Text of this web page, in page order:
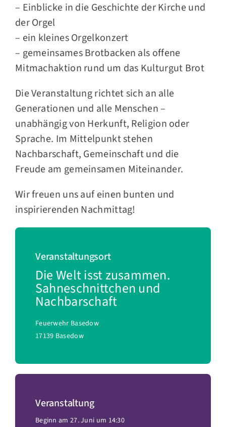
– Einblicke in die Geschichte der Kirche und
der Orgel
– ein kleines Orgelkonzert
– gemeinsames Brotbacken als offene
Mitmachaktion rund um das Kulturgut Brot
Die Veranstaltung richtet sich an alle
Generationen und alle Menschen –
unabhängig von Herkunft, Religion oder
Sprache. Im Mittelpunkt stehen
Nachbarschaft, Gemeinschaft und die
Freude am gemeinsamen Miteinander.
Wir freuen uns auf einen bunten und
inspirierenden Nachmittag!
Veranstaltungsort
Die Welt isst zusammen.
Sahneschnittchen und
Nachbarschaft
Feuerwehr Basedow
17139 Basedow
Veranstaltung
Beginn am 27. Juni um 14:30